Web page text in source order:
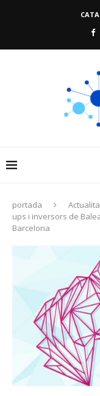
portada
ups i inversors de
Barcelona